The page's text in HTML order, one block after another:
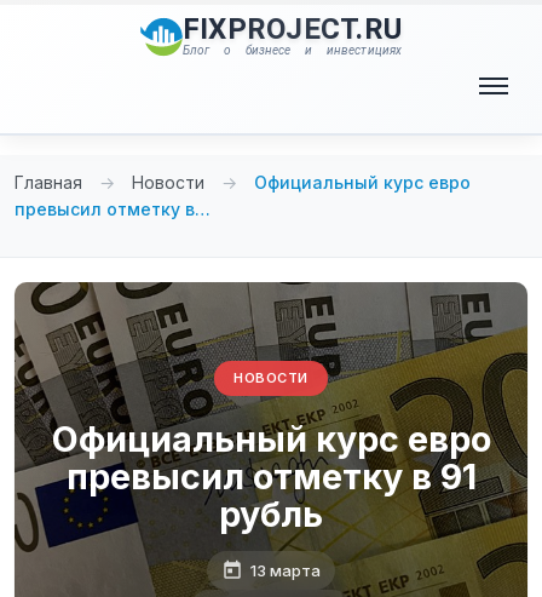
FIXPROJECT.RU
Блог о бизнесе и инвестициях
Главная → Новости →
Официальный курс евро
превысил отметку в…
НОВОСТИ
Официальный курс евро
превысил отметку в 91
рубль
13 марта